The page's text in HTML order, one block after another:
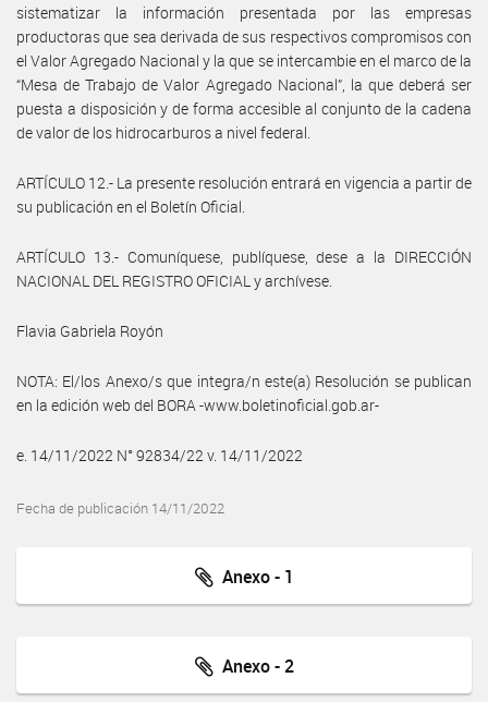
sistematizar la información presentada por las empresas
productoras que sea derivada de sus respectivos compromisos con
el Valor Agregado Nacional y la que se intercambie en el marco de la
“Mesa de Trabajo de Valor Agregado Nacional”, la que deberá ser
puesta a disposición y de forma accesible al conjunto de la cadena
de valor de los hidrocarburos a nivel federal.
ARTÍCULO 12.- La presente resolución entrará en vigencia a partir de
su publicación en el Boletín Oficial.
ARTÍCULO 13.- Comuníquese, publíquese, dese a la DIRECCIÓN
NACIONAL DEL REGISTRO OFICIAL y archívese.
Flavia Gabriela Royón
NOTA: El/los Anexo/s que integra/n este(a) Resolución se publican
en la edición web del BORA -www.boletinoficial.gob.ar-
e. 14/11/2022 N° 92834/22 v. 14/11/2022
Fecha de publicación 14/11/2022
Anexo - 1
Anexo - 2